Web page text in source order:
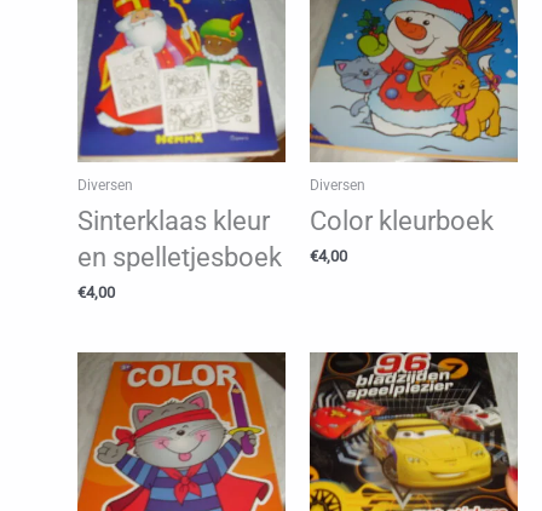
Diversen
Sinterklaas kleur
en spelletjesboek
€4,00
Diversen
Color kleurboek
€4,00